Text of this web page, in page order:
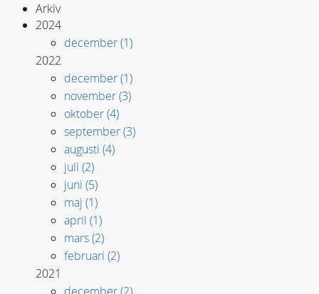
Arkiv
2024
december (1)
2022
december (1)
november (3)
oktober (4)
september (3)
augusti (4)
juli (2)
juni (5)
maj (1)
april (1)
mars (2)
februari (2)
2021